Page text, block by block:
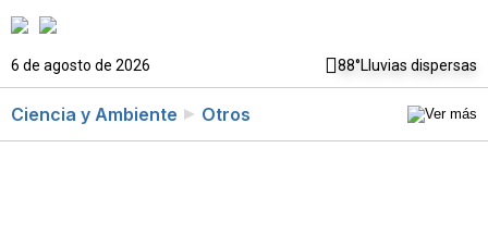
6 de agosto de 2026 88°Lluvias dispersas
Ciencia y Ambiente Otros